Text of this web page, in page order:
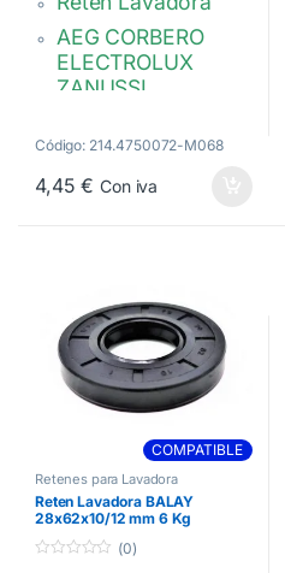
AEG CORBERO
ELECTROLUX
ZANUSSI
50095515008
Código: 214.4750072-M068
4,45€ Con iva
COMPATIBLE
Retenes para Lavadora
Reten Lavadora BALAY
28x62x10/12 mm 6 Kg
(0)